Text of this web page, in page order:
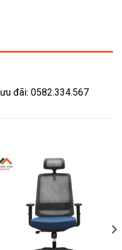
đãi: 0582.334.567